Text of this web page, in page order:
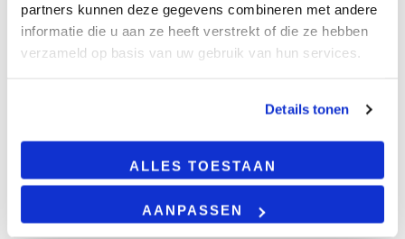
partners kunnen deze gegevens combineren met andere
informatie die u aan ze heeft verstrekt of die ze hebben
verzameld op basis van uw gebruik van hun services.
Details tonen
ALLES TOESTAAN
AANPASSEN
Product omschrijving
Een fotoprint plafond maakt jouw plafond heel
van een ander! De fotoprints die worden